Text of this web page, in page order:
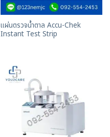
แผ่นตรวจน้ำตาล Accu-Chek
Instant Test Strip